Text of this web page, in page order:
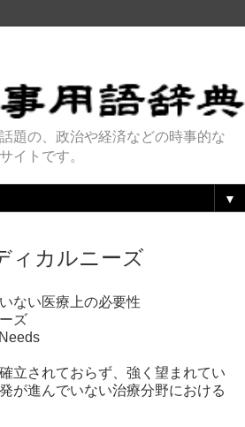
題の、政治や経済などの時事的な
イトです。
▼
ィカルニーズ
ない医療上の必要性
ズ
立されておらず、強く望まれてい
が進んでいない治療分野における